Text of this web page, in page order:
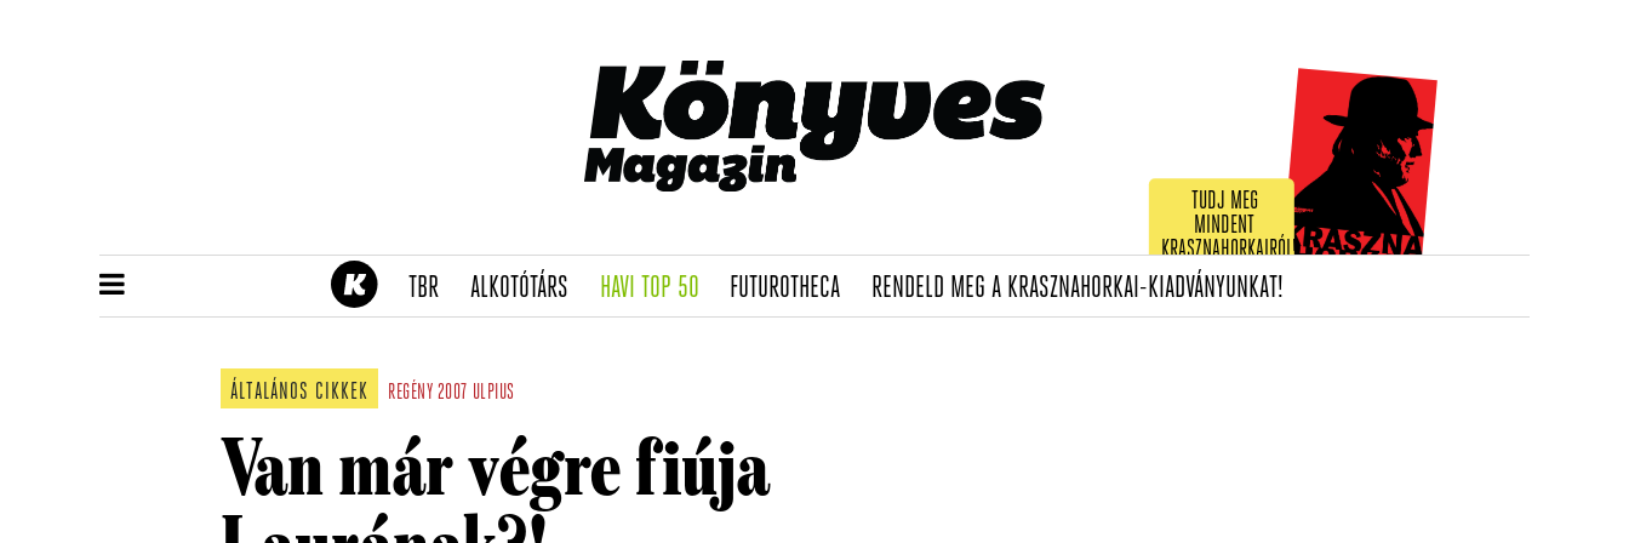
TUDJ MEG
MINDENT
KRASZNAHORKAIRÓL!
TBR(CURRENT)
ALKOTÓTÁRS(CURRENT)
HAVI TOP 50(CURRENT)
FUTUROTHECA(CURRENT)
RENDELD MEG A KRASZNAHORKAI-KIADVÁNYUNKAT!(CURRENT)
ÁLTALÁNOS CIKKEK REGÉNY 2007 ULPIUS
Van már végre fiúja